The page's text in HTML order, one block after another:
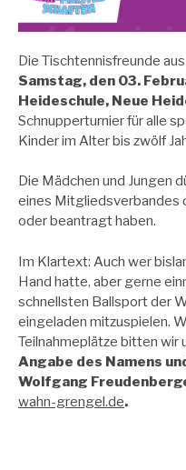
Die Tischtennisfreunde
Samstag, den 03.
Heideschule, Neue
Schnupperturnier für alle
Kinder im Alter bis zwölf
Die Mädchen und Jungen
eines Mitgliedsverbandes
oder beantragt haben.
Im Klartext: Auch wer
Hand hatte, aber gerne
schnellsten Ballsport der
eingeladen mitzuspielen.
Teilnahmeplätze bitten wir
Angabe des Namens
Wolfgang
wahn-grengel.de.